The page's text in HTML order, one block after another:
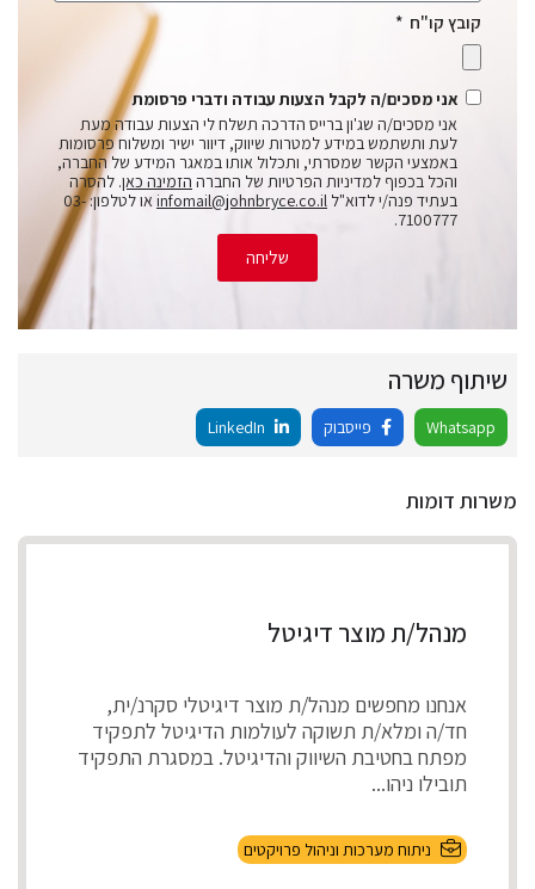
קובץ קו"ח
אני מסכים/ה לקבל הצעות עבודה ודברי פרסומת
אני מסכים/ה שג'ון ברייס הדרכה תשלח לי הצעות עבודה מעת
לעת ותשתמש במידע למטרות שיווק, דיוור ישיר ומשלוח פרסומות
באמצעי הקשר שמסרתי, ותכלול אותו במאגר המידע של החברה,
והכל בכפוף למדיניות הפרטיות של החברה הזמינה כאן. להסרה
בעתיד פנה/י לדוא"ל infomail@johnbryce.co.il
או לטלפון: 03-
7100777.
שליחה
שיתוף משרה
Whatsapp פייסבוק
משרות דומות
מנהל/ת מוצר דיגיטל
אנחנו מחפשים מנהל/ת מוצר דיגיטלי סקרנ/ית,
חד/ה ומלא/ת תשוקה לעולמות הדיגיטל לתפקיד
מפתח בחטיבת השיווק והדיגיטל. במסגרת התפקיד
תובילו ניהו...
ניתוח מערכות וניהול פרויקטים